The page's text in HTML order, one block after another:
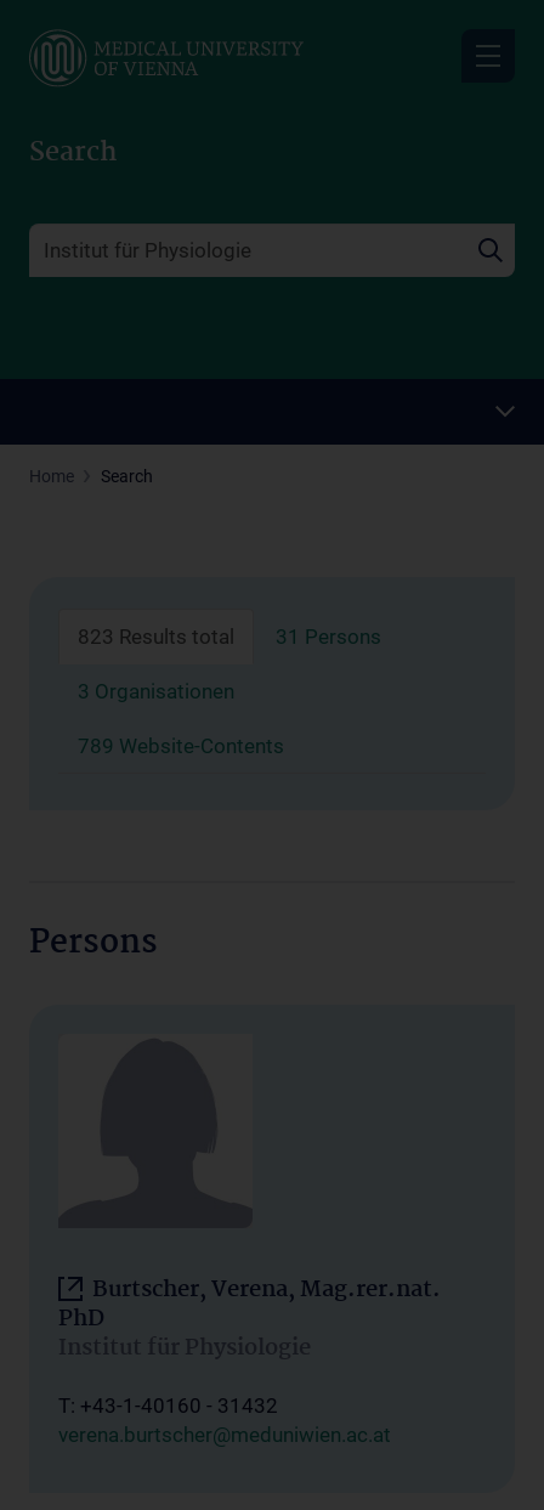
main
Search
Home Search
823 Results total 31 Persons
3 Organisationen
789 Website-Contents
Persons
Burtscher, Verena, Mag.rer.nat.
PhD
Institut für Physiologie
T: +43-1-40160 - 31432
verena.burtscher@meduniwien.ac.at